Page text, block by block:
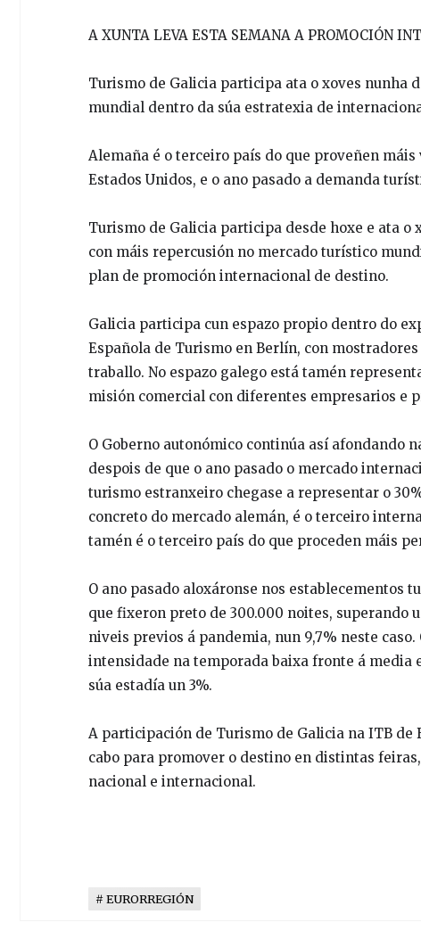
A XUNTA LEVA ESTA SEMANA A PROMOCIÓN
Turismo de Galicia participa ata o xoves nunha
mundial dentro da súa estratexia de
Alemaña é o terceiro país do que proveñen
Estados Unidos, e o ano pasado a demanda
Turismo de Galicia participa desde hoxe e ata
con máis repercusión no mercado turístico
plan de promoción internacional de destino.
Galicia participa cun espazo propio dentro do
Española de Turismo en Berlín, con
traballo. No espazo galego está tamén
misión comercial con diferentes empresarios e
O Goberno autonómico continúa así afondando
despois de que o ano pasado o mercado
turismo estranxeiro chegase a representar o
concreto do mercado alemán, é o terceiro
tamén é o terceiro país do que proceden máis
O ano pasado aloxáronse nos establecementos
que fixeron preto de 300.000 noites, superando
niveis previos á pandemia, nun 9,7% neste
intensidade na temporada baixa fronte á media
súa estadía un 3%.
A participación de Turismo de Galicia na ITB
cabo para promover o destino en distintas
nacional e internacional.
EURORREGIÓN